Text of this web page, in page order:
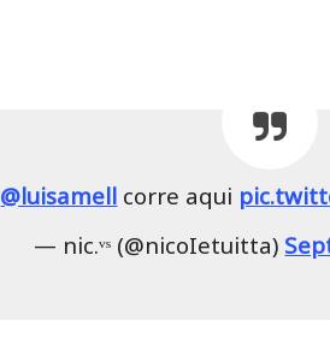
@luisamell corre aqui
— nic.ᵛˢ (@nicoIetuitta)